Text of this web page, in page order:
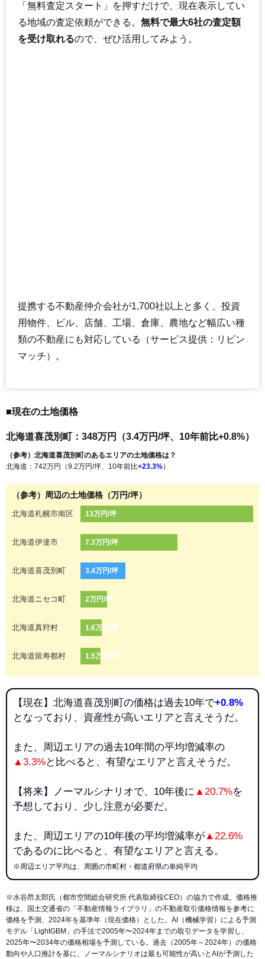
「無料査定スタート」を押すだけで、現在表示してい
る地域の査定依頼ができる。 無料で最大6社の査定額
を受け取れるので、ぜひ活用してみよう。
提携する不動産仲介会社が1,700社以上と多く、投資
用物件、ビル、店舗、工場、倉庫、農地など幅広い種
類の不動産にも対応している（サービス提供：リビン
マッチ）。
■現在の土地価格
北海道喜茂別町：348万円（3.4万円/坪、10年前比+0.8%）
（参考）北海道喜茂別町のあるエリアの土地価格は？
北海道：742万円（9.2万円/坪、10年前比+23.3%）
（参考）周辺の土地価格（万円/坪）
北海道札幌市南区 13万円/坪
北海道伊達市 7.3万円/坪
北海道喜茂別町 3.4万円/坪
北海道ニセコ町 2万円/坪
北海道真狩村 1.6万円/坪
北海道留寿都村 1.5万円/坪
【現在】北海道喜茂別町の価格は過去10年で+0.8%
となっており、資産性が高いエリアと言えそうだ。
また、周辺エリアの過去10年間の平均増減率の
▲3.3%と比べると、有望なエリアと言えそうだ。
【将来】ノーマルシナリオで、10年後に ▲20.7%を
予想しており、少し注意が必要だ。
また、周辺エリアの10年後の平均増減率が▲22.6%
であるのに比べると、有望なエリアと言える。
※周辺エリア平均は、周囲の市町村・都道府県の単純平均
※水谷昂太郎氏（都市空間総合研究所 代表取締役CEO）の協力で作成。価格推
移は、国土交通省の「 不動産情報ライブラリ 」の不動産取引価格情報を参考に
価格を予測、2024年を基準年（現在価格）とした。AI（機械学習）による予測
モデル「LightGBM」の手法で2005年〜2024年までの取引データを学習し、
2025年〜2034年の価格相場を予測している。過去（2005年～2024年）の価格
動向や人口推計を基に、ノーマルシナリオは最も可能性が高いとAIが予測した